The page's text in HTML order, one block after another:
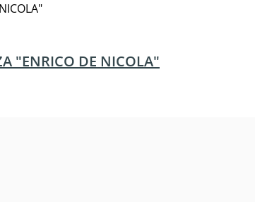
"ENRICO DE NICOLA"